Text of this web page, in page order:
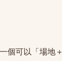
個可以「場地